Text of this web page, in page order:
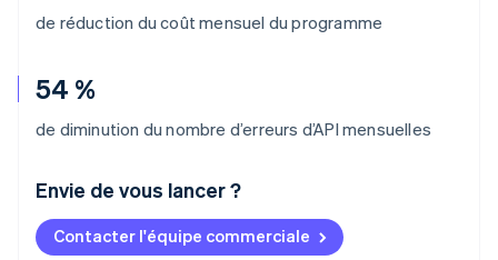
de réduction du coût mensuel du programme
54 %
de diminution du nombre d’erreurs d’API mensuelles
Envie de vous lancer ?
Contacter l'équipe commerciale
Allemagne